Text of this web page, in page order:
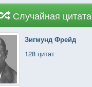
Случайная цитата
Зигмунд Фрейд
128 цитат